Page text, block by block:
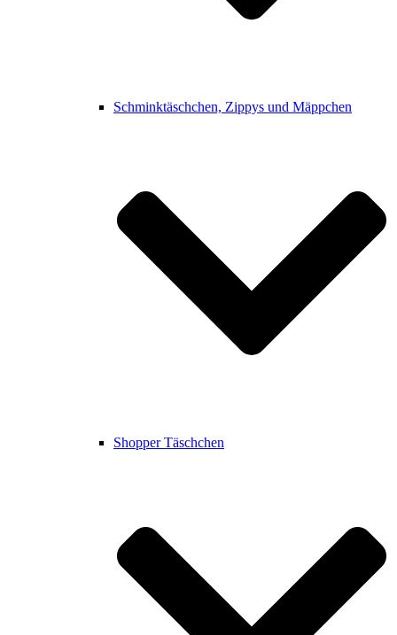
Schminktäschchen, Zippys und Mäppchen
Shopper Täschchen